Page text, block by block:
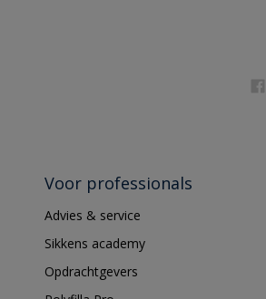
Voor professionals
Advies & service
Sikkens academy
Opdrachtgevers